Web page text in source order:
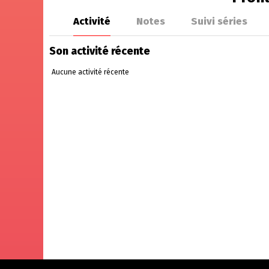
Activité Notes Suivi séries
Son activité récente
Aucune activité récente